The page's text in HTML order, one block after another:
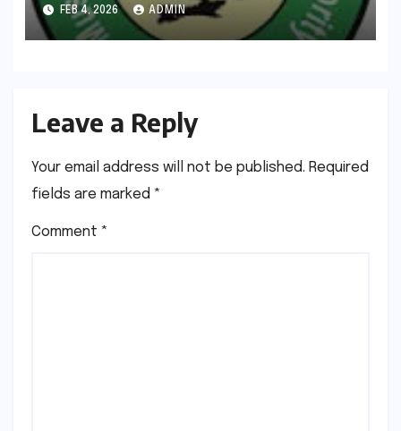
FEB 4, 2026 ADMIN
Leave a Reply
Your email address will not be published. Required
fields are marked *
Comment *